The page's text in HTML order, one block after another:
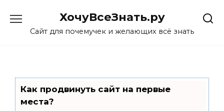
content
ХочуВсеЗнать.ру
Сайт для почемучек и желающих всё знать
Как продвинуть сайт на первые
места?